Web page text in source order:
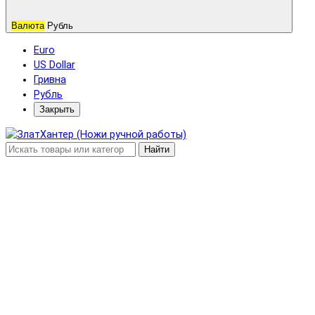
Валюта Рубль
Euro
US Dollar
Гривна
Рубль
Закрыть
Найти